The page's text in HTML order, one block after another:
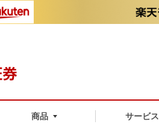
商品 サービス